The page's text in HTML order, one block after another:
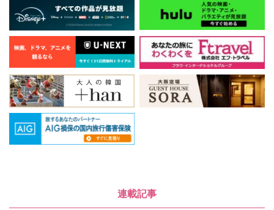
連載記事